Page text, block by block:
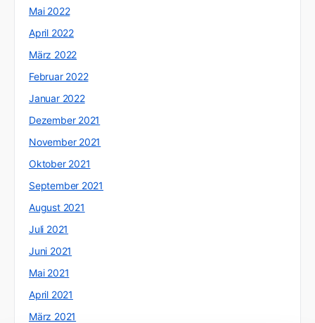
Mai 2022
April 2022
März 2022
Februar 2022
Januar 2022
Dezember 2021
November 2021
Oktober 2021
September 2021
August 2021
Juli 2021
Juni 2021
Mai 2021
April 2021
März 2021